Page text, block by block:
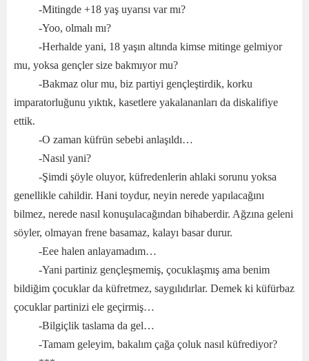
-Mitingde +18 yaş uyarısı var mı?
-Yoo, olmalı mı?
-Herhalde yani, 18 yaşın altında kimse mitinge gelmiyor
mu, yoksa gençler size bakmıyor mu?
-Bakmaz olur mu, biz partiyi gençleştirdik, korku
imparatorluğunu yıktık, kasetlere yakalananları da diskalifiye
ettik.
-O zaman küfrün sebebi anlaşıldı…
-Nasıl yani?
-Şimdi şöyle oluyor, küfredenlerin ahlaki sorunu yoksa
genellikle cahildir. Hani toydur, neyin nerede yapılacağını
bilmez, nerede nasıl konuşulacağından bihaberdir. Ağzına geleni
söyler, olmayan frene basamaz, kalayı basar durur.
-Eee halen anlayamadım…
-Yani partiniz gençleşmemiş, çocuklaşmış ama benim
bildiğim çocuklar da küfretmez, saygılıdırlar. Demek ki küfürbaz
çocuklar partinizi ele geçirmiş…
-Bilgiçlik taslama da gel…
-Tamam geleyim, bakalım çağa çoluk nasıl küfrediyor?